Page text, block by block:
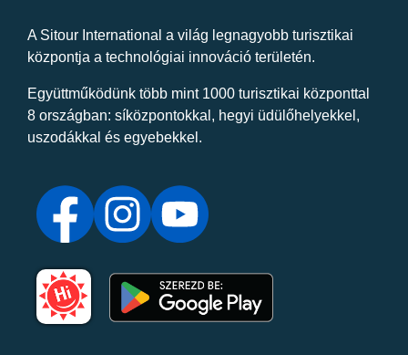
A Sitour International a világ legnagyobb turisztikai
központja a technológiai innováció területén.
Együttműködünk több mint 1000 turisztikai központtal
8 országban: síközpontokkal, hegyi üdülőhelyekkel,
uszodákkal és egyebekkel.